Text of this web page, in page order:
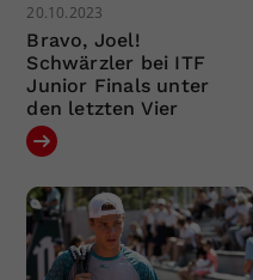
20.10.2023
Bravo, Joel!
Schwärzler bei ITF
Junior Finals unter
den letzten Vier